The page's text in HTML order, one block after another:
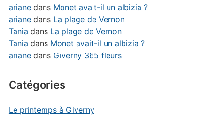
arianedans Monet avait-il un albizia ?
arianedans La plage de Vernon
Tania dans La plage de Vernon
Tania dans Monet avait-il un albizia ?
arianedans Giverny 365 fleurs
Catégories
Le printemps à Giverny